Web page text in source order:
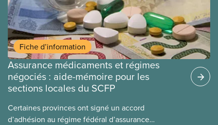
Fiche d’information
Assurance médicaments et régimes
négociés : aide-mémoire pour les
sections locales du SCFP
Certaines provinces ont signé un accord
d’adhésion au régime fédéral d’assurance